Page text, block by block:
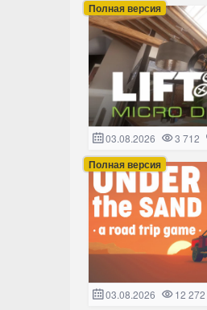
Полная версия
03.08.2026 3 712
Полная версия
03.08.2026 12 272